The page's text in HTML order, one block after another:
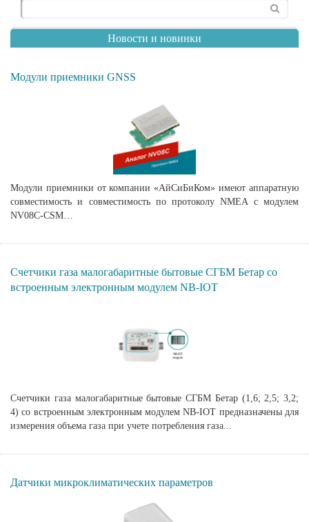
Новости и новинки
Модули приемники GNSS
Модули приемники от компании «АйСиБиКом» имеют аппаратную
совместимость и совместимость по протоколу NMEA c модулем
NV08C-CSM…
Счетчики газа малогабаритные бытовые СГБМ Бетар со
встроенным электронным модулем NB-IOT
Счетчики газа малогабаритные бытовые СГБМ Бетар (1,6; 2,5; 3,2;
4) со встроенным электронным модулем NB-IOT предназначены для
измерения объема газа при учете потребления газа...
Датчики микроклиматических параметров